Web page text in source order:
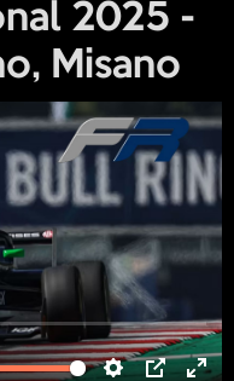
2025 -
Misano